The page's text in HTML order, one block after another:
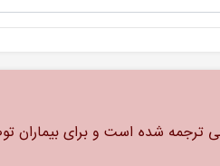
شده است و برای بیماران